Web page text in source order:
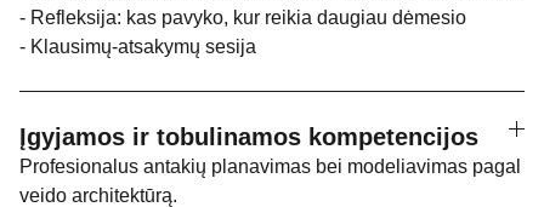
- Refleksija: kas pavyko, kur reikia daugiau dėmesio
- Klausimų-atsakymų sesija
Įgyjamos ir tobulinamos kompetencijos
Profesionalus antakių planavimas bei modeliavimas pagal
veido architektūrą.